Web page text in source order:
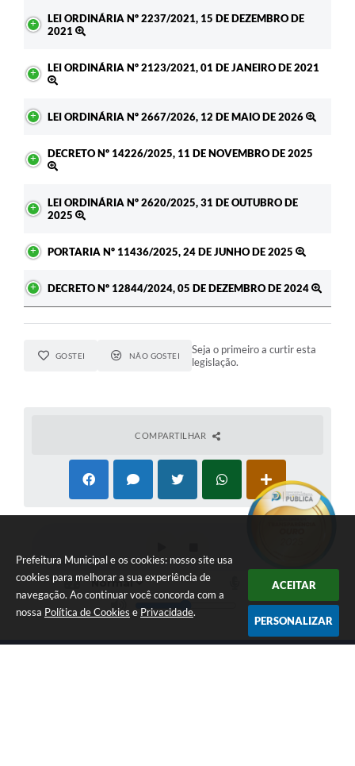
Prefeitura Municipal e os cookies: nosso site usa
cookies para melhorar a sua experiência de
navegação. Ao continuar você concorda com a
nossa Política de Cookies e Privacidade.
ACEITAR
PERSONALIZAR
LEI ORDINÁRIA Nº 2237/2021, 15 DE DEZEMBRO DE
2021
LEI ORDINÁRIA Nº 2123/2021, 01 DE JANEIRO DE 2021
LEI ORDINÁRIA Nº 2667/2026, 12 DE MAIO DE 2026
DECRETO Nº 14226/2025, 11 DE NOVEMBRO DE 2025
LEI ORDINÁRIA Nº 2620/2025, 31 DE OUTUBRO DE
2025
PORTARIA Nº 11436/2025, 24 DE JUNHO DE 2025
DECRETO Nº 12844/2024, 05 DE DEZEMBRO DE 2024
GOSTEI NÃO GOSTEI
Seja o primeiro a curtir esta
legislação.
COMPARTILHAR